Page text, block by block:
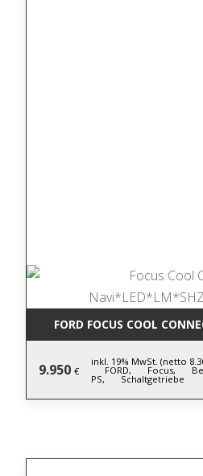
FORD FOCUS COOL
9.950 €
inkl. 19% MwSt. (netto
FORD, Focus,
PS, Schaltgetriebe